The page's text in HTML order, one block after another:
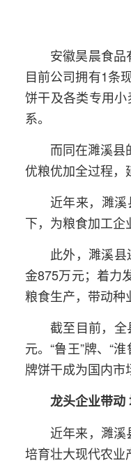
安徽昊晨食
目前公司拥有1条
饼干及各类专用
系。
而同在濉溪
优粮优加全过程，
近年来，濉
下，为粮食加工
此外，濉溪
金875万元；着力
粮食生产，带动种
截至目前，
元。“鲁王”牌、“
牌饼干成为国内市
龙头企业带动
近年来，濉
培育壮大现代农业